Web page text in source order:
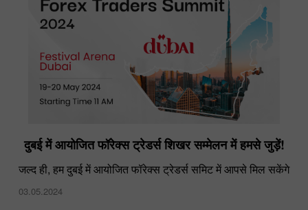
दुबई में आयोजित फॉरेक्स ट्रेडर्स शिखर सम्मेलन में हमसे जुड़ें!
जल्द ही, हम दुबई में आयोजित फॉरेक्स ट्रेडर्स समिट में आपसे मिल सकेंगे
03.05.2024